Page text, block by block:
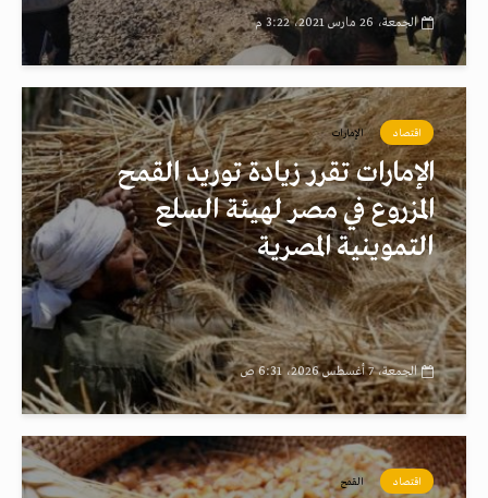
الجمعة، 26 مارس 2021، 3:22 م
اقتصاد الإمارات
الإمارات تقرر زيادة توريد القمح
المزروع في مصر لهيئة السلع
التموينية المصرية
الجمعة، 7 أغسطس 2026، 6:31 ص
اقتصاد القمح